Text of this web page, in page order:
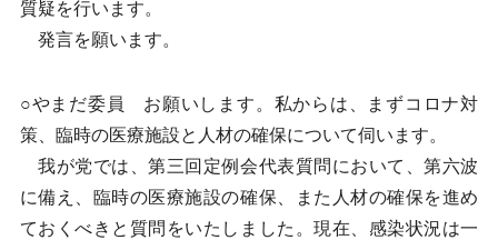
質疑を行います。
発言を願います。
○やまだ委員 お願いします。私からは、まずコロナ対
策、臨時の医療施設と人材の確保について伺います。
我が党では、第三回定例会代表質問において、第六波
に備え、臨時の医療施設の確保、また人材の確保を進め
ておくべきと質問をいたしました。現在、感染状況は一